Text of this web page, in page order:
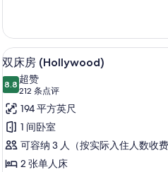
Transit
Area
的
所
有
照
片
Non-
Smoking,
Without
Transit
Area
多
信
息
作区、隔音
显
示
双
床
房
(Hollywood)
的
羽绒
8
双床房 (Hollywood)
8.88.8 分，满分 10 分
超赞
212 条点评
(212
条
点
评)
194 平方英尺
1 间卧室
可容纳 3 人（按实际入住人数收费
2 张单人床